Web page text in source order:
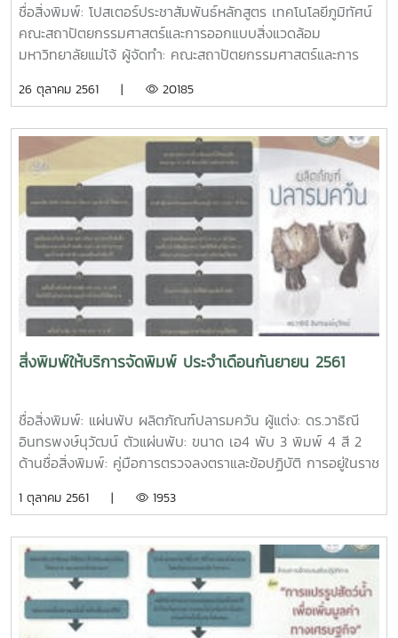
ชื่อสิ่งพิมพ์: โปสเตอร์ประชาสัมพันธ์หลักสูตร เทคโนโลยีภูมิทัศน์
คณะสถาปัตยกรรมศาสตร์และการออกแบบสิ่งแวดล้อม
มหาวิทยาลัยแม่โจ้ ผู้จัดทำ: คณะสถาปัตยกรรมศาสตร์และการ
12x18 นิ้ว กระดาษอาร์ตมัน 120 แกรม พิมพ์ 4 สีชื่อสิ่งพิมพ์:
หน้า: 40 หน้า ตัวเล่ม: ขนาด เอ4 ปกอาร์ตมัน 260 แกรม พิมพ์
4 สี เคลือบมัน เนื้อในอาร์ตมัน 120 แกรม พิมพ์ 4 สี เข้าเล่มไส
กาวชื่อสิ่งพิมพ์: สูจิบัตรการแสดงและการประกวดกล้วยไม้ ไม้
ดอกไม้ประดับ งานเกษตรแม่โจ้ 85 ปี ผู้จัดทำ: ศูนย์กล้วยไม้ ไม้
ดอกไม้ประดับ ตัวเล่ม: ขนาด เอ5 ปกอาร์ตมัน 210 แกรม พิมพ์
4 สี เคลือบมัน เนื้อในปอนด์ 70 แกรม พิมพ์ 4 สี เข้าเล่มมุง
หลังคาชื่อสิ่งพิมพ์: หนังสือ การแปรรูปด้วยความร้อนและไม่ใช้
ความร้อน ด้วยเทคโนโลยีสมัยใหม่ ผู้แต่ง: ฤทธิชัย อัศวราชันย์
ISBN: 978-616-478-289-1 ปีที่พิมพ์: ตุลาคม 2561 จำนวน
หน้า: 206 หน้า ตัวเล่ม: ขนาด เอ4 ปกอาร์ตมัน 260 แกรม
พิมพ์ 4 สี เคลือบมัน เนื้อในปอนด์ 80 แกรม พิมพ์ 1 สี เข้าเล่ม
ไสกาวชื่อสิ่งพิมพ์: หนังสือ หน่วยปฏิบัติการทางวิศวกรรมอาหาร
พิมพ์: ตุลาคม 2561 จำนวนหน้า: 254 หน้า ตัวเล่ม: ขนาด เอ4
ปกอาร์ตมัน 260 แกรม พิมพ์ 4 สี เคลือบมัน เนื้อในปอนด์ 80
แกรม พิมพ์ 1 สี เข้าเล่มไสกาวชื่อสิ่งพิมพ์: แผ่นพับ การแสดง
ผู้จัดทำ: ศูนย์กล้วยไม้ ไม้ดอกไม้ประดับ ตัวแผ่นพับ: ขนาด เอ4
26 ตุลาคม 2561 | 20185
สิ่งพิมพ์ให้บริการจัดพิมพ์ ประจำเดือนกันยายน 2561
ชื่อสิ่งพิมพ์: แผ่นพับ ผลิตภัณฑ์ปลารมควัน ผู้แต่ง: ดร.วาธิณี
อินทรพงษ์นุวัฒน์ ตัวแผ่นพับ: ขนาด เอ4 พับ 3 พิมพ์ 4 สี 2
ด้านชื่อสิ่งพิมพ์: คู่มือการตรวจลงตราและข้อปฏิบัติ การอยู่ในราช
ชาติที่มาศึกษา แลกเปลี่ยน หรือปฏิบัติงาน ณ มหาวิทยาลัยแม่โจ้
หน้า ตัวเล่ม: ขนาด เอ5 ปกอาร์ตมัน 260 แกรม พิมพ์ 4 สี
เคลือบมัน เนื้อใน ปอนด์ 70 แกรม พิมพ์ 4 สี เข้าเล่มมุงหลังคา
ชื่อสิ่งพิมพ์: หนังสืองานแสดงมุทิตาจิตแด่ผู้เกษียณอายุราชการ
ประจำปีงบประมาณ 2561 คณะผลิตกรรมการเกษตร ผู้จัดทำ:
1 ตุลาคม 2561 | 1953